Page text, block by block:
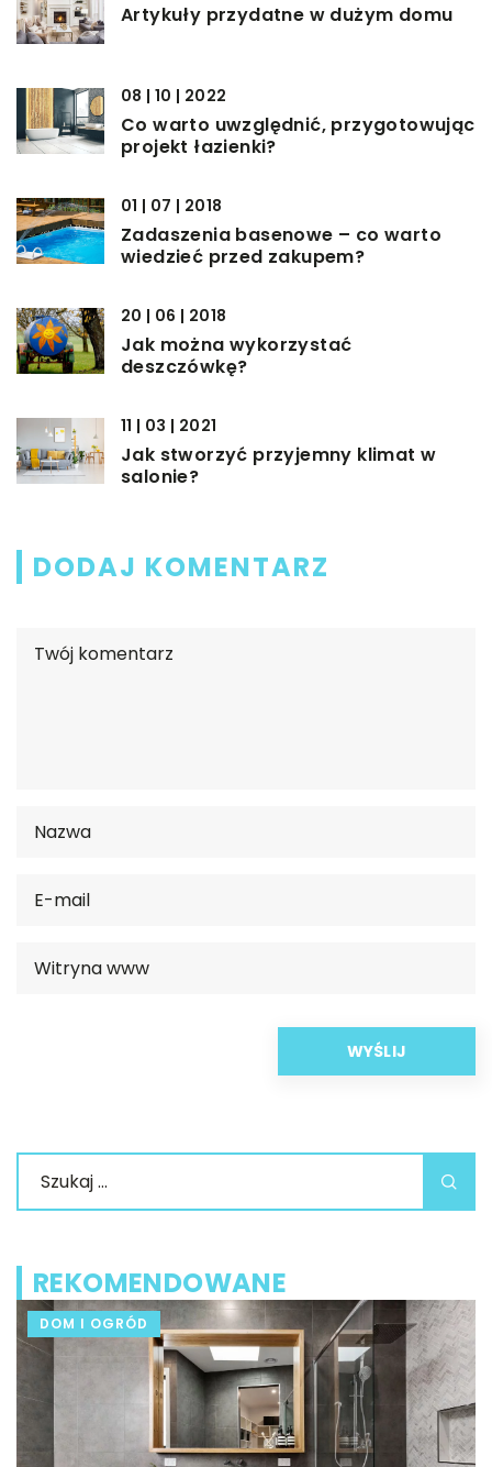
Artykuły przydatne w dużym domu
08 | 10 | 2022
Co warto uwzględnić, przygotowując
projekt łazienki?
01 | 07 | 2018
Zadaszenia basenowe – co warto
wiedzieć przed zakupem?
20 | 06 | 2018
Jak można wykorzystać
deszczówkę?
11 | 03 | 2021
Jak stworzyć przyjemny klimat w
salonie?
DODAJ KOMENTARZ
REKOMENDOWANE
DOM I OGRÓD